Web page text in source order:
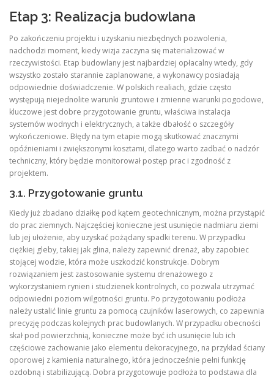
Etap 3: Realizacja budowlana
Po zakończeniu projektu i uzyskaniu niezbędnych pozwolenia,
nadchodzi moment, kiedy wizja zaczyna się materializować w
rzeczywistości. Etap budowlany jest najbardziej opłacalny wtedy, gdy
wszystko zostało starannie zaplanowane, a wykonawcy posiadają
odpowiednie doświadczenie. W polskich realiach, gdzie często
występują niejednolite warunki gruntowe i zmienne warunki pogodowe,
kluczowe jest dobre przygotowanie gruntu, właściwa instalacja
systemów wodnych i elektrycznych, a także dbałość o szczegóły
wykończeniowe. Błędy na tym etapie mogą skutkować znacznymi
opóźnieniami i zwiększonymi kosztami, dlatego warto zadbać o nadzór
techniczny, który będzie monitorował postęp prac i zgodność z
projektem.
3.1. Przygotowanie gruntu
Kiedy już zbadano działkę pod kątem geotechnicznym, można przystąpić
do prac ziemnych. Najczęściej konieczne jest usunięcie nadmiaru ziemi
lub jej ułożenie, aby uzyskać pożądany spadki terenu. W przypadku
ciężkiej gleby, takiej jak glina, należy zapewnić drenaż, aby zapobiec
stojącej wodzie, która może uszkodzić konstrukcje. Dobrym
rozwiązaniem jest zastosowanie systemu drenażowego z
wykorzystaniem rynien i studzienek kontrolnych, co pozwala utrzymać
odpowiedni poziom wilgotności gruntu. Po przygotowaniu podłoża
należy ustalić linie gruntu za pomocą czujników laserowych, co zapewnia
precyzję podczas kolejnych prac budowlanych. W przypadku obecności
skał pod powierzchnią, konieczne może być ich usunięcie lub ich
częściowe zachowanie jako elementu dekoracyjnego, na przykład ściany
oporowej z kamienia naturalnego, która jednocześnie pełni funkcję
ozdobną i stabilizującą. Dobra przygotowuje podłoża to podstawa dla